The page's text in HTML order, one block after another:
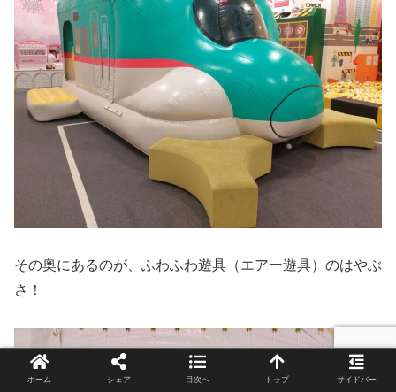
その奥にあるのが、ふわふわ遊具（エアー遊具）のはやぶ
さ！
ホーム シェア 目次へ トップ サイドバー